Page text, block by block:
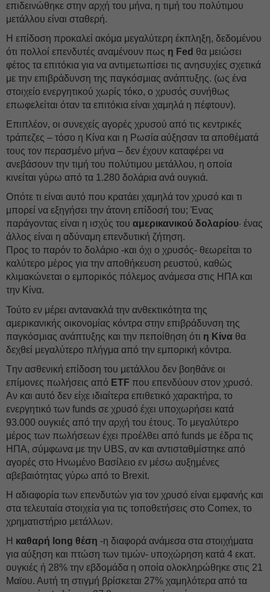
επιδεινώθηκε στην αρχή του μήνα, η τιμή του πολύτιμου
μετάλλου είναι σταθερή.
H επίδοση προκαλεί ακόμα μεγαλύτερη έκπληξη, δεδομένου
ότι πολλοί επενδυτές αναμένουν πως η Fed θα μειώσει
φέτος τα επιτόκια για να αντιμετωπίσει τις ανησυχίες σχετικά
με την επιβράδυνση της παγκόσμιας ανάπτυξης. (ως ένα
στοιχείο ενεργητικού χωρίς τόκο, ο χρυσός συνήθως
επωφελείται όταν τα επιτόκια είναι χαμηλά η πέφτουν).
Επιπλέον, οι συνεχείς αγορές χρυσού από τις κεντρικές
τράπεζες – τόσο η Κίνα και η Ρωσία αύξησαν τα αποθέματά
τους τον περασμένο μήνα – δεν έχουν καταφέρει να
ανεβάσουν την τιμή του πολύτιμου μετάλλου, η οποία
κινείται γύρω από τα 1.280 δολάρια ανά ουγκιά.
Οπότε τι είναι αυτό που κρατάει χαμηλά τον χρυσό και τι
μπορεί να εξηγήσει την άτονη επίδοσή του; Ένας
παράγοντας είναι η ισχύς του αμερικανικού δολαρίου· ένας
άλλος είναι η αδύναμη επενδυτική ζήτηση.
Προς το παρόν το δολάριο -και όχι ο χρυσός- θεωρείται το
καλύτερο μέρος για την αποθήκευση ρευστού, καθώς
κλιμακώνεται ο εμπορικός πόλεμος ανάμεσα στις ΗΠΑ και
την Κίνα.
Τούτο εν μέρει αντανακλά την ανθεκτικότητα της
αμερικανικής οικονομίας κόντρα στην επιβράδυνση της
παγκόσμιας ανάπτυξης και την πεποίθηση ότι η Κίνα θα
δεχθεί μεγαλύτερο πλήγμα από την εμπορική κόντρα.
Tην ασθενική επίδοση του μετάλλου δεν βοηθάνε οι
επίμονες πωλήσεις από ETF που επενδύουν στον χρυσό.
Αν και αυτό δεν είχε ιδιαίτερα επιθετικό χαρακτήρα, το
ενεργητικό των funds σε χρυσό έχει υποχωρήσει κατά
93.000 ουγκιές από την αρχή του έτους. Το μεγαλύτερο
μέρος των πωλήσεων έχει προέλθει από funds με έδρα τις
ΗΠΑ, σύμφωνα με την UBS, αν και αντισταθμίστηκε από
αγορές στο Ηνωμένο Βασίλειο εν μέσω αυξημένες
αβεβαιότητας γύρω από το Brexit.
H αδιαφορία των επενδυτών για τον χρυσό είναι εμφανής και
στα τελευταία στοιχεία για τις τοποθετήσεις στο Comex, το
χρηματιστήριο μετάλλων.
Η καθαρή long θέση -η διαφορά ανάμεσα στα στοιχήματα
για αύξηση και πτώση των τιμών- υποχώρηση κατά 4 εκατ.
ουγκιές ή 28% την εβδομάδα η οποία ολοκληρώθηκε στις 21
Μαϊου. Αυτή τη στιγμή βρίσκεται 27% χαμηλότερα από τα